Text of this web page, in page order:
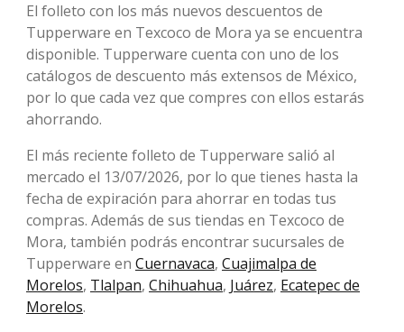
El folleto con los más nuevos descuentos de
Tupperware en Texcoco de Mora ya se encuentra
disponible. Tupperware cuenta con uno de los
catálogos de descuento más extensos de México,
por lo que cada vez que compres con ellos estarás
ahorrando.
El más reciente folleto de Tupperware salió al
mercado el 13/07/2026, por lo que tienes hasta la
fecha de expiración para ahorrar en todas tus
compras. Además de sus tiendas en Texcoco de
Mora, también podrás encontrar sucursales de
Tupperware en Cuernavaca, Cuajimalpa de
Morelos, Tlalpan, Chihuahua, Juárez, Ecatepec de
Morelos.